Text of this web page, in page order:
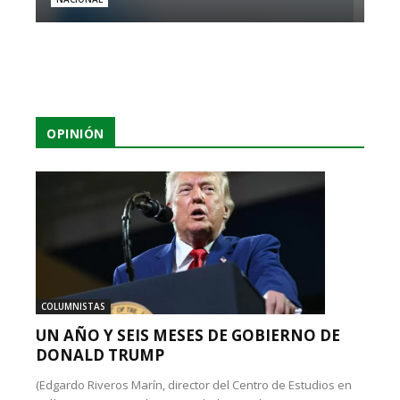
OPINIÓN
COLUMNISTAS
UN AÑO Y SEIS MESES DE GOBIERNO DE
DONALD TRUMP
(Edgardo Riveros Marín, director del Centro de Estudios en